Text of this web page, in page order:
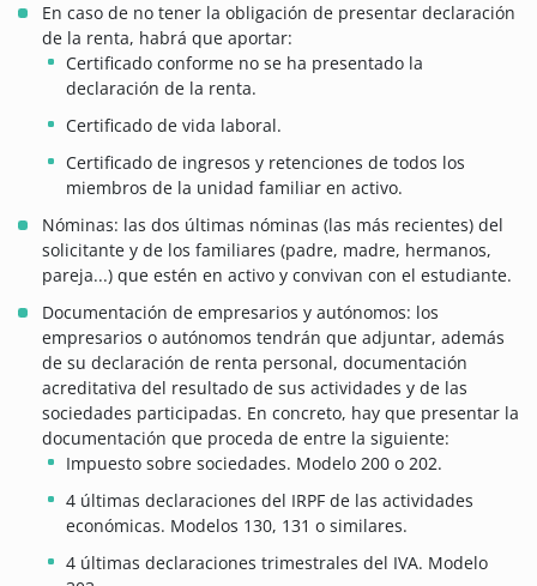
En caso de no tener la obligación de presentar declaración
de la renta, habrá que aportar:
Certificado conforme no se ha presentado la
declaración de la renta.
Certificado de vida laboral.
Certificado de ingresos y retenciones de todos los
miembros de la unidad familiar en activo.
Nóminas: las dos últimas nóminas (las más recientes) del
solicitante y de los familiares (padre, madre, hermanos,
pareja...) que estén en activo y convivan con el estudiante.
Documentación de empresarios y autónomos: los
empresarios o autónomos tendrán que adjuntar, además
de su declaración de renta personal, documentación
acreditativa del resultado de sus actividades y de las
sociedades participadas. En concreto, hay que presentar la
documentación que proceda de entre la siguiente:
Impuesto sobre sociedades. Modelo 200 o 202.
4 últimas declaraciones del IRPF de las actividades
económicas. Modelos 130, 131 o similares.
4 últimas declaraciones trimestrales del IVA. Modelo